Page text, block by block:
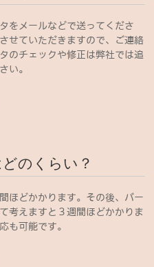
をメールなどで送ってくださ
せていただきますので、ご連絡
のチェックや修正は弊社では追
い。
のくらい？
ほどかかります。その後、バー
考えますと３週間ほどかかりま
も可能です。